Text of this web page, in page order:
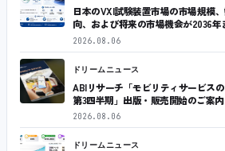
日本のVXI試験装置市場の市場規模
向、および将来の市場機会が2036
2026.08.06
ドリームニュース
ABIリサーチ「モビリティサービス
第3四半期」出版・販売開始のご案内
2026.08.06
ドリームニュース